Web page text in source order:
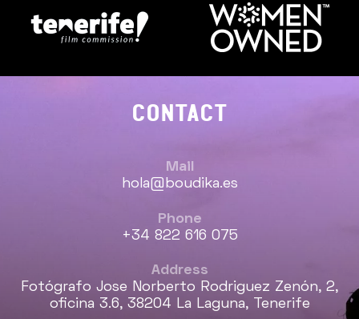
CONTACT
Mail
hola@boudika.es
Phone
+34 822 616 075
Address
Fotógrafo Jose Norberto Rodriguez Zenón, 2,
oficina 3.6, 38204 La Laguna, Tenerife